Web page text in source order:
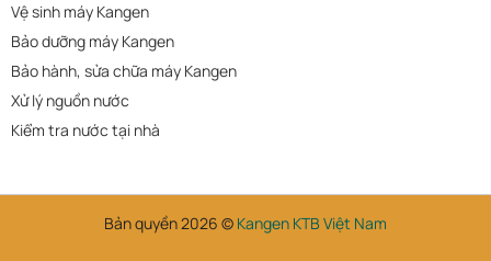
Vệ sinh máy Kangen
Bảo dưỡng máy Kangen
Bảo hành, sửa chữa máy Kangen
Xử lý nguồn nước
Kiểm tra nước tại nhà
Bản quyền 2026 © Kangen KTB Việt Nam